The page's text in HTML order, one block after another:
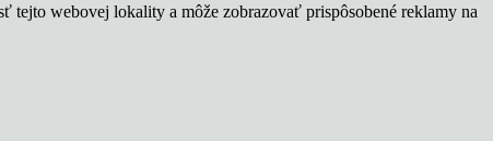
tejto webovej lokality a môže zobrazovať prispôsobené reklamy na